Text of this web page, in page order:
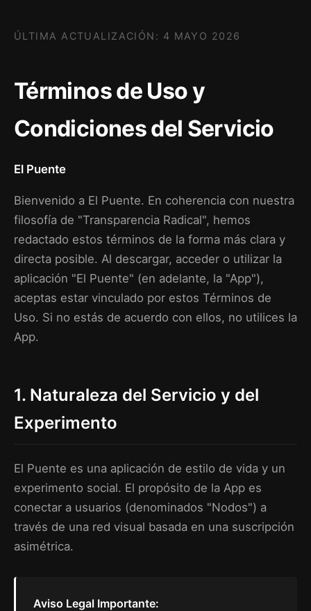
ÚLTIMA ACTUALIZACIÓN: 4 MAYO 2026
Términos de Uso y
Condiciones del Servicio
El Puente
Bienvenido a El Puente. En coherencia con nuestra
filosofía de "Transparencia Radical", hemos
redactado estos términos de la forma más clara y
directa posible. Al descargar, acceder o utilizar la
aplicación "El Puente" (en adelante, la "App"),
aceptas estar vinculado por estos Términos de
Uso. Si no estás de acuerdo con ellos, no utilices la
App.
1. Naturaleza del Servicio y del
Experimento
El Puente es una aplicación de estilo de vida y un
experimento social. El propósito de la App es
conectar a usuarios (denominados "Nodos") a
través de una red visual basada en una suscripción
asimétrica.
Aviso Legal Importante: